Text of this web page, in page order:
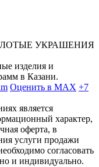
УКРАШЕНИЯ
изделия и
в Казани.
Оценить в MAX +7
является
характер,
оферта, в
услуги продажи
согласовать
и индивидуально.